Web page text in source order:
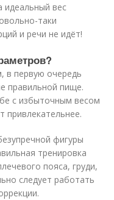
идеальный вес
таки
и речи не идёт!
в первую очередь
правильной пище.
с избыточным весом
привлекательнее.
фигуры
тренировка
пояса, груди,
следует работать